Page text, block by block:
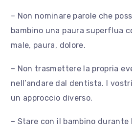
– Non nominare parole che
bambino una paura superflua
male, paura, dolore.
– Non trasmettere la propria
nell’andare dal dentista. I
un approccio diverso.
– Stare con il bambino durante